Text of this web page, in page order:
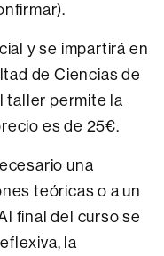
y se impartirá en
de Ciencias de
taller permite la
es de 25€.
una
teóricas o a un
final del curso se
la